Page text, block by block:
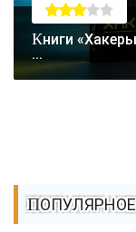
Книги «Хакеры.RU» и «Белый хакер» еще можно
...
ПОПУЛЯРНОЕ